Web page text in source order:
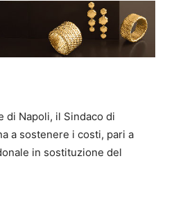
di Napoli, il Sindaco di
a sostenere i costi, pari a
in sostituzione del